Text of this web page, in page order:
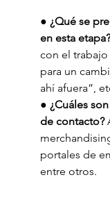
● ¿Qué se
en esta etapa?
con el trabajo
para un
ahí afuera”,
● ¿Cuáles
de contacto?
portales de
entre otros.